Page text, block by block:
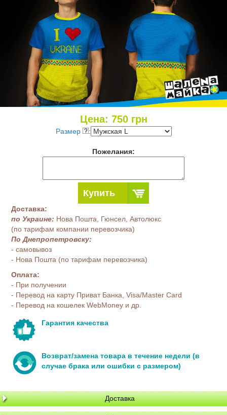
Цена: 750грн
Размер :
Пожелания:
Купить
Доставка:
по Украине: Нова Пошта, Гюнсел, Автолюкс
(по тарифам компании перевозчика)
По Днепропетровску:
- самовывоз
- Нова Пошта (по тарифам перевозчика)
Оплата:
- При получении
- Перевод на карту Приват Банка, Visa/Master Card
- Перевод на кошелек WebMoney и др.
Гарантия качества
Возврат/замена товара в течение недели (в
случае брака или ошибки с размером)
Доставка